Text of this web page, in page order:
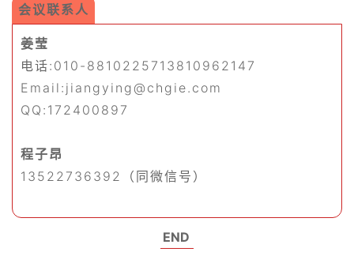
会议联系人
姜莹
电话:010-8810225713810962147
Email:jiangying@chgie.com
QQ:172400897
程子昂
13522736392（同微信号）
END